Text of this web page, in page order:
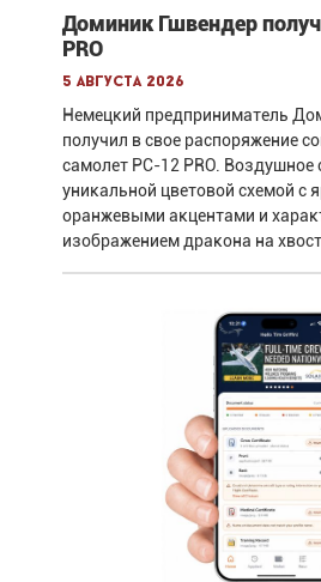
Доминик Гшвендер
PRO
5 августа 2026
Немецкий предприниматель
получил в свое распоряжение
самолет PC-12 PRO. Воздушное
уникальной цветовой схемой с
оранжевыми акцентами и
изображением дракона на